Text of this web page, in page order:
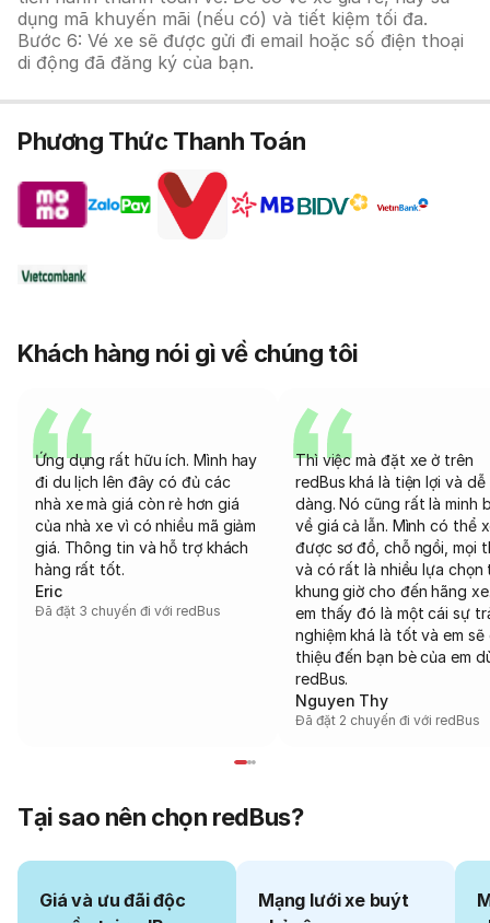
dụng mã khuyến mãi (nếu có) và tiết kiệm tối đa.
Bước 6: Vé xe sẽ được gửi đi email hoặc số điện thoại
di động đã đăng ký của bạn.
Phương Thức Thanh Toán
Khách hàng nói gì về chúng tôi
Ứng dụng rất hữu ích. Mình hay
đi du lịch lên đây có đủ các
nhà xe mà giá còn rẻ hơn giá
của nhà xe vì có nhiều mã giảm
giá. Thông tin và hỗ trợ khách
hàng rất tốt.
Eric
Đã đặt 3 chuyến đi với redBus
Thì việc mà đặt xe ở trên
redBus khá là tiện lợi và dễ
dàng. Nó cũng rất là minh
về giá cả lẫn. Mình có thể
được sơ đồ, chỗ ngồi, mọi
và có rất là nhiều lựa chọn
khung giờ cho đến hãng
em thấy đó là một cái sự
nghiệm khá là tốt và em sẽ
thiệu đến bạn bè của em
redBus.
Nguyen Thy
Đã đặt 2 chuyến đi với redBus
Tại sao nên chọn redBus?
Giá và ưu đãi độc
Mạng lưới xe buýt